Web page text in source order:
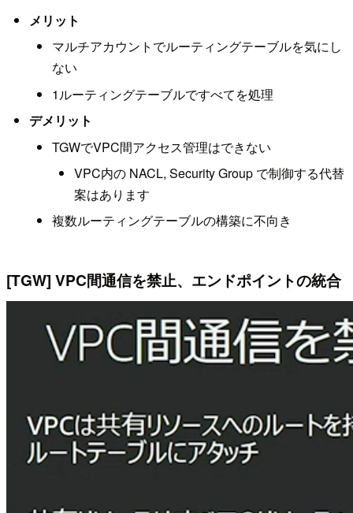
メリット
マルチアカウントでルーティングテーブルを気にし
ない
1ルーティングテーブルですべてを処理
デメリット
TGWでVPC間アクセス管理はできない
VPC内の NACL, Security Group で制御する代替
案はあります
複数ルーティングテーブルの構築に不向き
[TGW] VPC間通信を禁止、エンドポイントの統合